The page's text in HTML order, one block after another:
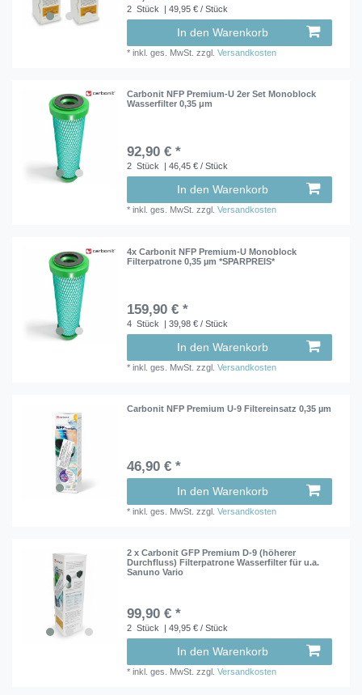
2 Stück | 49,95 € / Stück
In den Warenkorb
*inkl. ges. MwSt. zzgl.Versandkosten
Carbonit NFP Premium-U 2er Set Monoblock
Wasserfilter 0,35 μm
92,90 € *
2 Stück | 46,45 € / Stück
In den Warenkorb
*inkl. ges. MwSt. zzgl.Versandkosten
4x Carbonit NFP Premium-U Monoblock
Filterpatrone 0,35 µm *SPARPREIS*
159,90 € *
4 Stück | 39,98 € / Stück
In den Warenkorb
*inkl. ges. MwSt. zzgl.Versandkosten
Carbonit NFP Premium U-9 Filtereinsatz 0,35 µm
46,90 € *
In den Warenkorb
*inkl. ges. MwSt. zzgl.Versandkosten
2 x Carbonit GFP Premium D-9 (höherer
Durchfluss) Filterpatrone Wasserfilter für u.a.
Sanuno Vario
99,90 € *
2 Stück | 49,95 € / Stück
In den Warenkorb
*inkl. ges. MwSt. zzgl.Versandkosten